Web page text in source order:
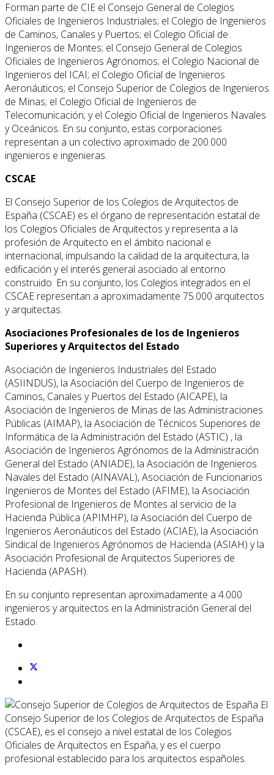
Forman parte de CIE el Consejo General de Colegios
Oficiales de Ingenieros Industriales; el Colegio de Ingenieros
de Caminos, Canales y Puertos; el Colegio Oficial de
Ingenieros de Montes; el Consejo General de Colegios
Oficiales de Ingenieros Agrónomos; el Colegio Nacional de
Ingenieros del ICAI; el Colegio Oficial de Ingenieros
Aeronáuticos; el Consejo Superior de Colegios de Ingenieros
de Minas; el Colegio Oficial de Ingenieros de
Telecomunicación; y el Colegio Oficial de Ingenieros Navales
y Oceánicos. En su conjunto, estas corporaciones
representan a un colectivo aproximado de 200.000
ingenieros e ingenieras.
CSCAE
El Consejo Superior de los Colegios de Arquitectos de
España (CSCAE) es el órgano de representación estatal de
los Colegios Oficiales de Arquitectos y representa a la
profesión de Arquitecto en el ámbito nacional e
internacional, impulsando la calidad de la arquitectura, la
edificación y el interés general asociado al entorno
construido. En su conjunto, los Colegios integrados en el
CSCAE representan a aproximadamente 75.000 arquitectos
y arquitectas.
Asociaciones Profesionales de los de Ingenieros
Superiores y Arquitectos del Estado
Asociación de Ingenieros Industriales del Estado
(ASIINDUS), la Asociación del Cuerpo de Ingenieros de
Caminos, Canales y Puertos del Estado (AICAPE), la
Asociación de Ingenieros de Minas de las Administraciones
Públicas (AIMAP), la Asociación de Técnicos Superiores de
Informática de la Administración del Estado (ASTIC) , la
Asociación de Ingenieros Agrónomos de la Administración
General del Estado (ANIADE), la Asociación de Ingenieros
Navales del Estado (AINAVAL), Asociación de Funcionarios
Ingenieros de Montes del Estado (AFIME), la Asociación
Profesional de Ingenieros de Montes al servicio de la
Hacienda Pública (APIMHP), la Asociación del Cuerpo de
Ingenieros Aeronáuticos del Estado (ACIAE), la Asociación
Sindical de Ingenieros Agrónomos de Hacienda (ASIAH) y la
Asociación Profesional de Arquitectos Superiores de
Hacienda (APASH).
En su conjunto representan aproximadamente a 4.000
ingenieros y arquitectos en la Administración General del
Estado.
El
Consejo Superior de los Colegios de Arquitectos de España
(CSCAE), es el consejo a nivel estatal de los Colegios
Oficiales de Arquitectos en España, y es el cuerpo
profesional establecido para los arquitectos españoles.